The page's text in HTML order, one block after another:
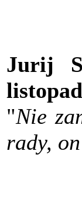
Jurij
"Nie
rady,